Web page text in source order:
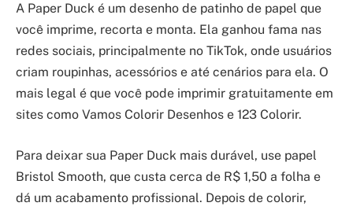
A Paper Duck é um desenho de patinho de papel que
você imprime, recorta e monta. Ela ganhou fama nas
redes sociais, principalmente no TikTok, onde usuários
criam roupinhas, acessórios e até cenários para ela. O
mais legal é que você pode imprimir gratuitamente em
sites como Vamos Colorir Desenhos e 123 Colorir.
Para deixar sua Paper Duck mais durável, use papel
Bristol Smooth, que custa cerca de R$ 1,50 a folha e
dá um acabamento profissional. Depois de colorir,